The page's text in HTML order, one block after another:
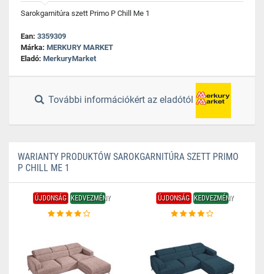
Sarokgarnitúra szett Primo P Chill Me 1
Ean: 3359309
Márka: MERKURY MARKET
Eladó: MerkuryMarket
További információkért az eladótól
WARIANTY PRODUKTÓW SAROKGARNITÚRA SZETT PRIMO
P CHILL ME 1
ÚJDONSÁG KEDVEZMÉNY ÚJDONSÁG KEDVEZMÉNY